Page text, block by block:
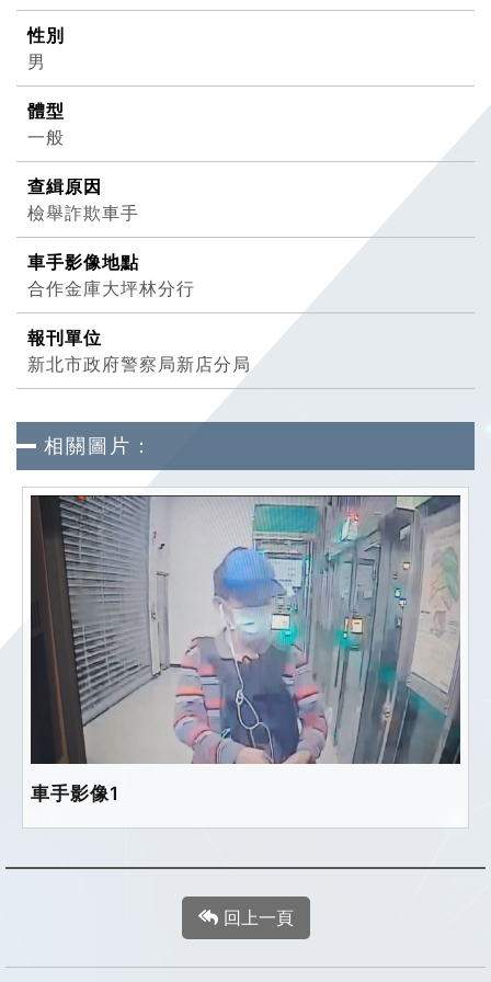
性別
男
體型
一般
查緝原因
檢舉詐欺車手
車手影像地點
合作金庫大坪林分行
報刊單位
新北市政府警察局新店分局
相關圖片：
車手影像1
回上一頁